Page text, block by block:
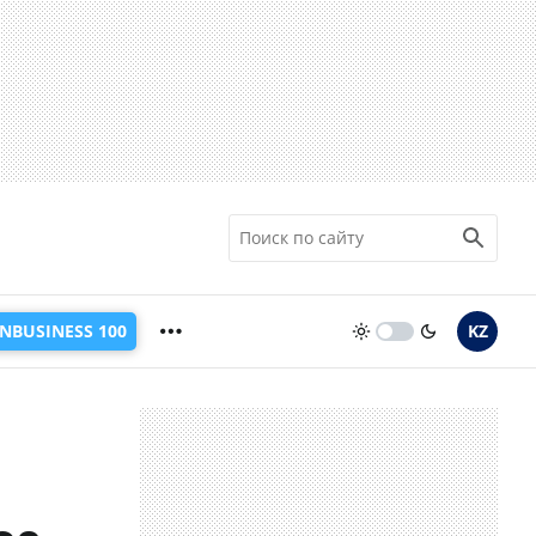
100 KZ